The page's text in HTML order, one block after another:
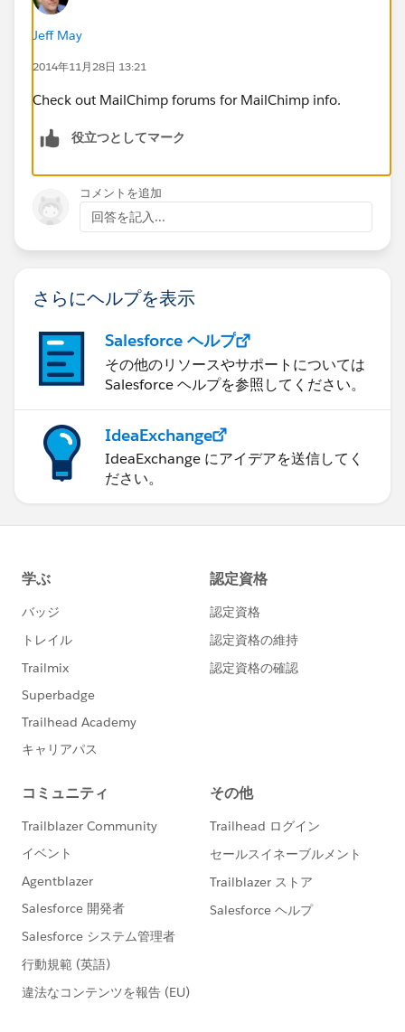
Jeff May
2014年11月28日 13:21
Check out MailChimp forums for MailChimp info.
役立つとしてマーク
コメントを追加
回答を記入...
さらにヘルプを表示
Salesforce ヘルプ
その他のリソースやサポートについては
Salesforce ヘルプを参照してください。
IdeaExchange
IdeaExchange にアイデアを送信してく
ださい。